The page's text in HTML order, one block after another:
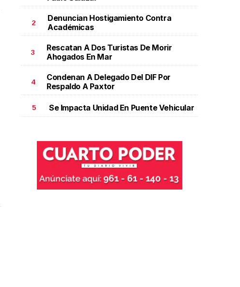
Una emotiva jubilación en educación especial.Una
emotiva jubilación en educación especial
Octubre 04 l
2
Denuncian Hostigamiento Contra
Académicas
3
Rescatan A Dos Turistas De Morir
Ahogados En Mar
4
Condenan A Delegado Del DIF Por
Respaldo A Paxtor
5 Se Impacta Unidad En Puente Vehicular